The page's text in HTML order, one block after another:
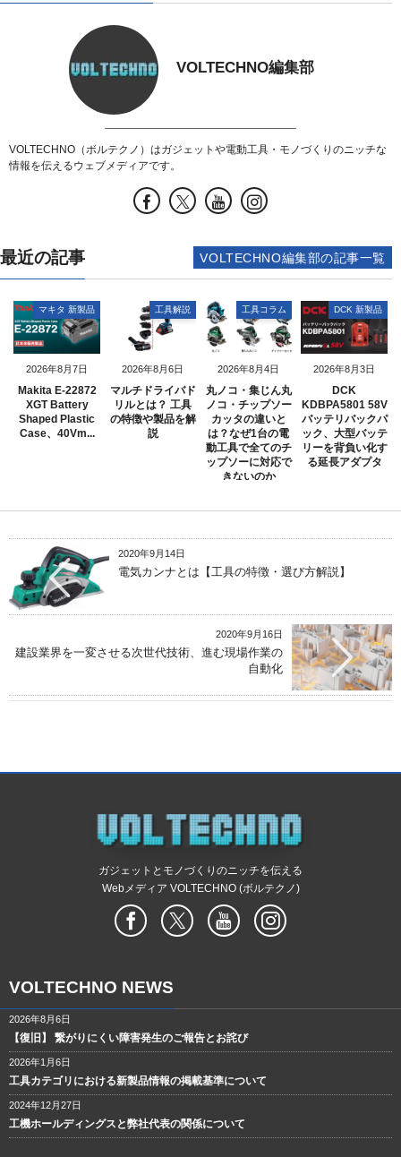
VOLTECHNO編集部
VOLTECHNO（ボルテクノ）はガジェットや電動工具・モノづくりのニッチな
情報を伝えるウェブメディアです。
最近の記事
2026年8月7日
マキタ 新製品
Makita E-22872
XGT Battery
Shaped Plastic
Case、40Vm...
2026年8月6日
工具解説
マルチドライバド
リルとは？ 工具
の特徴や製品を解
説
2026年8月4日
工具コラム
丸ノコ・集じん丸
ノコ・チップソー
カッタの違いと
は？なぜ1台の電
動工具で全てのチ
ップソーに対応で
きないのか
2026年8月3日
DCK 新製品
DCK
KDBPA5801 58V
バッテリバックパ
ック、大型バッテ
リーを背負い化す
る延長アダプタ
VOLTECHNO編集部の記事一覧
2020年9月14日
電気カンナとは【工具の特徴・選び方解説】
2020年9月16日
建設業界を一変させる次世代技術、進む現場作業の
自動化
ガジェットとモノづくりのニッチを伝える
Webメディア VOLTECHNO (ボルテクノ)
VOLTECHNO NEWS
2026年8月6日
【復旧】 繋がりにくい障害発生のご報告とお詫び
2026年1月6日
工具カテゴリにおける新製品情報の掲載基準について
2024年12月27日
工機ホールディングスと弊社代表の関係について